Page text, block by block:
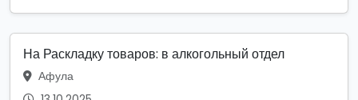
На Раскладку товаров: в алкогольный отдел
Афула